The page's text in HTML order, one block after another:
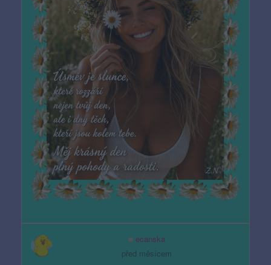
ecanska
před měsícem